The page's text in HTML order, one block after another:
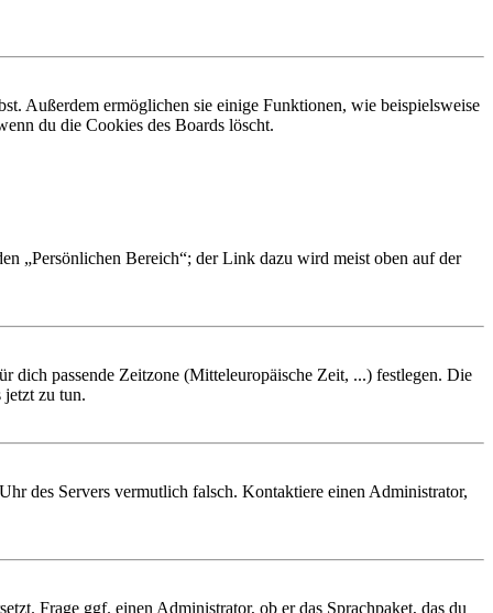
Außerdem ermöglichen sie einige Funktionen, wie beispielsweise
du die Cookies des Boards löscht.
„Persönlichen Bereich“; der Link dazu wird meist oben auf der
dich passende Zeitzone (Mitteleuropäische Zeit, ...) festlegen. Die
jetzt zu tun.
des Servers vermutlich falsch. Kontaktiere einen Administrator,
Frage ggf. einen Administrator, ob er das Sprachpaket, das du